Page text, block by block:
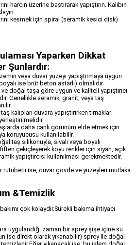
harcın üzerine bastırarak yapıştırın. Kalıbın
kesmek için spiral (seramik kesici disk)
Yaparken Dikkat
Şunlardır:
veya duvar yüzeyi yapıştırmaya uygun
ise brüt beton astarlı) olmalıdır.
doğal taşa göre uygun ve kaliteli yapıştırıcı
Genellikle seramik, granit, veya taş
kalıpları duvara yapıştırırken tırnaklar
daha canlı görünüm elde etmek için
koruyucusu kullanılabilir.
taş silikonuyla, sıvalı veya boyalı
çekiçleyerek koyu renkler için siyah, açık
yapıştırcısı kullanılması gerekmektedir.
rutubetli ise, duvar gövde ve yüzeyleri mutlaka
&Temizlik
çok kolaydır.Sürekli bakıma ihtiyacı
uygulandığı zaman bir sprey şişe içine su
ise direkt olarak yıkanabilir) sprey ile doğal